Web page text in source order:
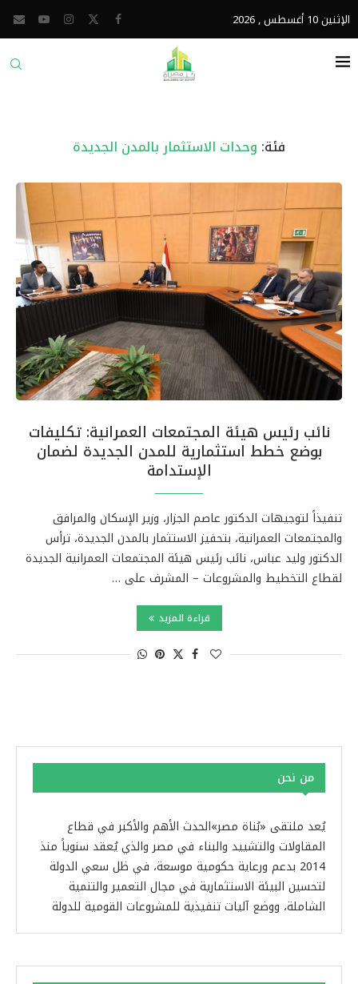
الإثنين 10 أغسطس , 2026
فئة: وحدات الاستثمار بالمدن الجديدة
نائب رئيس هيئة المجتمعات العمرانية: تكليفات
بوضع خطط استثمارية للمدن الجديدة لضمان
الإستدامة
تنفيذاً لتوجيهات الدكتور عاصم الجزار، وزير الإسكان والمرافق
والمجتمعات العمرانية، بتحفيز الاستثمار بالمدن الجديدة، ترأس
الدكتور وليد عباس، نائب رئيس هيئة المجتمعات العمرانية الجديدة
لقطاع التخطيط والمشروعات – المشرف على …
قراءة المزيد
من نحن
يُعد ملتقى «بُناة مصر»الحدث الأهم والأكبر في قطاع
المقاولات والتشييد والبناء في مصر والذي يُعقد سنوياً منذ
2014 بدعم ورعاية حكومية موسعة، في ظل سعي الدولة
لتحسين البيئة الاستثمارية في مجال التعمير والتنمية
الشاملة، ووضع آليات تنفيذية للمشروعات القومية للدولة